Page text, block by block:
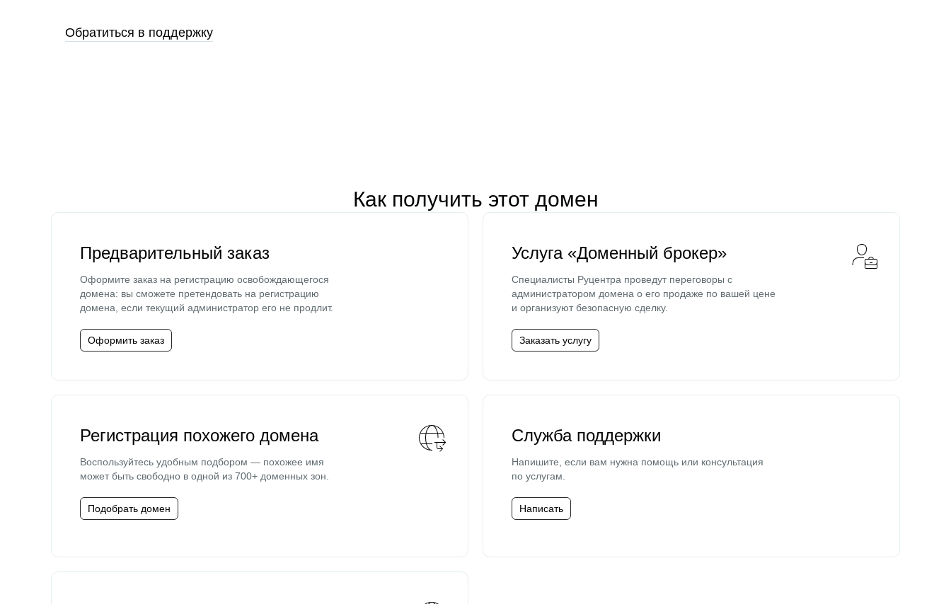
Обратиться в поддержку
Как получить этот домен
Предварительный заказ
Оформите заказ на регистрацию освобождающегося
домена: вы сможете претендовать на регистрацию
домена, если текущий администратор его не продлит.
Оформить заказ
Услуга «Доменный брокер»
Специалисты Руцентра проведут переговоры с
администратором домена о его продаже по вашей цене
и организуют безопасную сделку.
Заказать услугу
Регистрация похожего домена
Воспользуйтесь удобным подбором — похожее имя
может быть свободно в одной из 700+ доменных зон.
Подобрать домен
Служба поддержки
Напишите, если вам нужна помощь или консультация
по услугам.
Написать